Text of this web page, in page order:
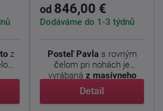
z
od 846,00 €
Dodáváme do 1-3 týdnů
Posteľ Pavlas rovným
čelom pri nohách je
vyrábaná z masívneho
dubu ...
Detail